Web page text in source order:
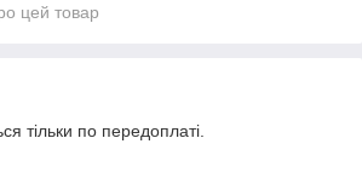
цей товар
тільки по передоплаті.